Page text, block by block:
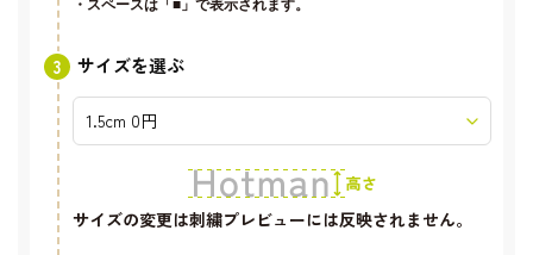
・スペースは「■」で表示されます。
サイズを選ぶ
サイズの変更は刺繍プレビューには反映されません。